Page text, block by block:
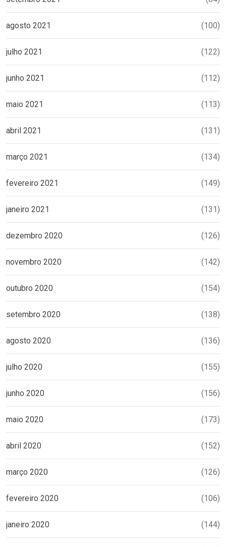
agosto 2021 (100)
julho 2021 (122)
junho 2021 (112)
maio 2021 (113)
abril 2021 (131)
março 2021 (134)
fevereiro 2021 (149)
janeiro 2021 (131)
dezembro 2020 (126)
novembro 2020 (142)
outubro 2020 (154)
setembro 2020 (138)
agosto 2020 (136)
julho 2020 (155)
junho 2020 (156)
maio 2020 (173)
abril 2020 (152)
março 2020 (126)
fevereiro 2020 (106)
janeiro 2020 (144)